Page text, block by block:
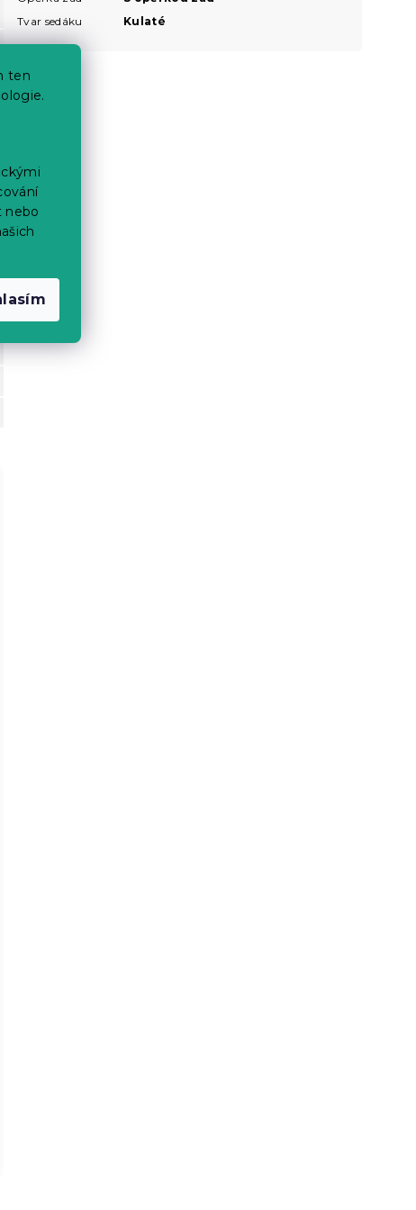
ten
nebo
Tvar sedáku
Kulaté